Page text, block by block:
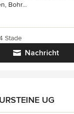
Bohr...
Nachricht
Stade
UG